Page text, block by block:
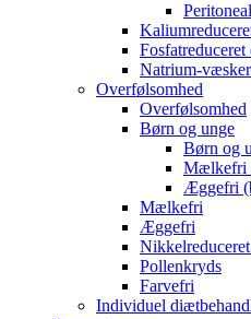
Natrium-
Overfølsomhed
Overfølsomhed
Børn og unge
Børn og
Mælkefri
Æggefri
Mælkefri
Æggefri
Pollenkryds
Farvefri
Individuel